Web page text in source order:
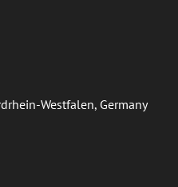
Westfalen, Germany